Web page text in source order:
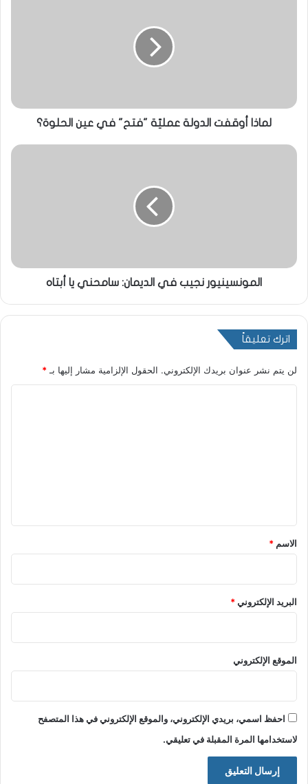
لماذا أوقفت الدولة عمليّة "فتح" في عين الحلوة؟
المونسينيور نجيب في الديمان: سامحني يا أبتاه
اترك تعليقاً
لن يتم نشر عنوان بريدك الإلكتروني. الحقول الإلزامية مشار إليها بـ*
*
الاسم *
البريد الإلكتروني*
الموقع الإلكتروني
احفظ اسمي، بريدي الإلكتروني، والموقع الإلكتروني في هذا المتصفح
لاستخدامها المرة المقبلة في تعليقي.